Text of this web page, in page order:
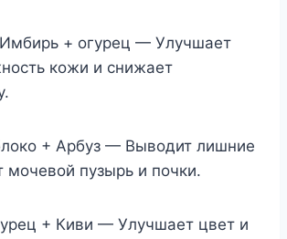
+ огурец — Улучшает
кожи и снижает
+ Арбуз — Выводит лишние
мочевой пузырь и почки.
+ Киви — Улучшает цвет и